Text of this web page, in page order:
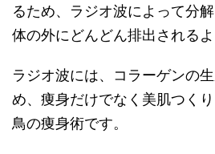
るため、ラジオ波によって分
体の外にどんどん排出されるよ
ラジオ波には、コラーゲンの
め、痩身だけでなく美肌つく
鳥の痩身術です。